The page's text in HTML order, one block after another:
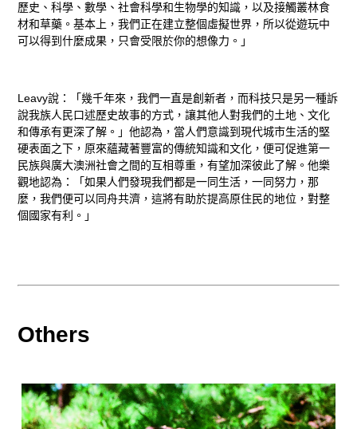
歷史、科學、數學、社會科學和生物學的知識，以及接觸叢林食
材和草藥。基本上，我們正在建立整個虛擬世界，所以從遊玩中
可以得到什麼成果，只會受限於你的想像力。」
Leavy說：「幾千年來，我們一直是創新者，而科技只是另一種訴
說我族人民口述歷史故事的方式，讓其他人對我們的土地、文化
和傳承有更深了解。」他認為，當人們意識到現代城市生活的堅
硬表面之下，原來蘊藏著豐富的傳統知識和文化，便可促進第一
民族與廣大澳洲社會之間的互相尊重，有望加深彼此了解。他樂
觀地認為：「如果人們發現我們都是一同生活，一同努力，那
麼，我們便可以同舟共濟，這將有助於提高原住民的地位，對整
個國家有利。」
Others